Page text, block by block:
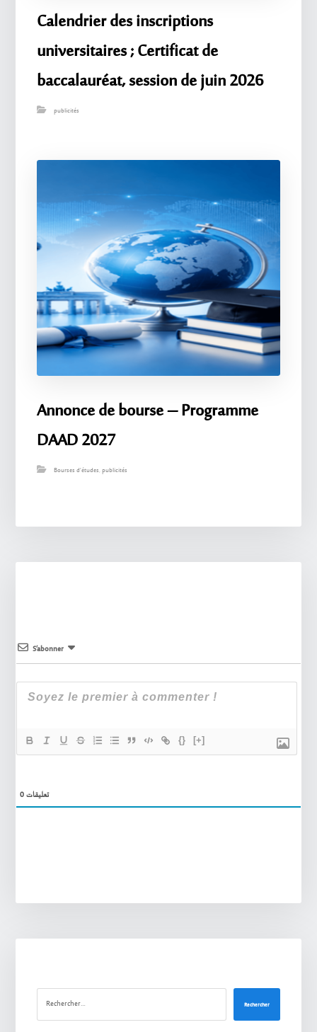
Calendrier des inscriptions
universitaires ; Certificat de
baccalauréat, session de juin 2026
publicités
Annonce de bourse – Programme
DAAD 2027
Bourses d'études,publicités
S’abonner
{} [+]
0تعليقات
Rechercher